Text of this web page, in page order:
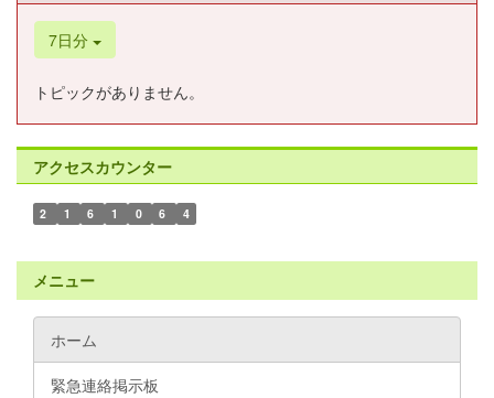
7日分
トピックがありません。
アクセスカウンター
2 1 6 1 0 6 4
メニュー
ホーム
緊急連絡掲示板